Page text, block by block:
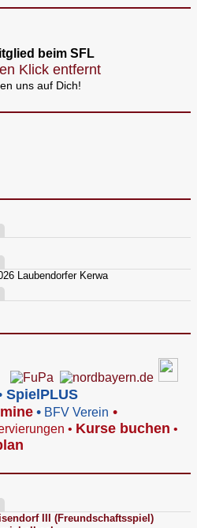
beim SFL
Klick entfernt
uns auf Dich!
Laubendorfer Kerwa
SpielPLUS
• BFV Verein •
• Kurse buchen •
III (Freundschaftsspiel)